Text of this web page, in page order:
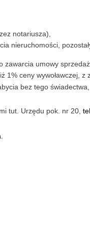
notariusza),
nieruchomości,
umowy
ceny wywoławczej, z
bez tego świadectwa,
tut. Urzędu pok. nr 20,